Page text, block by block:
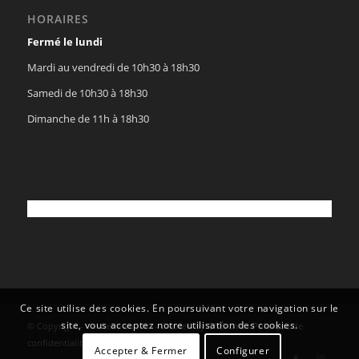
HORAIRES
Fermé le lundi
Mardi au vendredi de 10h30 à 18h30
Samedi de 10h30 à 18h30
Dimanche de 11h à 18h30
© Copyright - Vaisselle au Kilo - Created byOYÉ-OYÉ-Politique de
confidentialité
Ce site utilise des cookies. En poursuivant votre navigation sur le
site, vous acceptez notre utilisation des cookies.
Accepter & Fermer
Configurer